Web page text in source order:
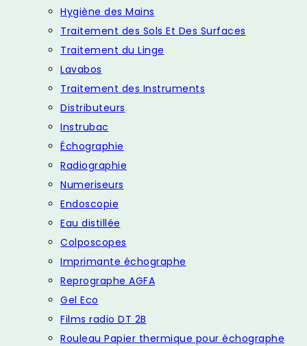
Hygiène des Mains
Traitement des Sols Et Des Surfaces
Traitement du Linge
Lavabos
Traitement des Instruments
Distributeurs
Instrubac
Échographie
Radiographie
Numeriseurs
Endoscopie
Eau distillée
Colposcopes
Imprimante échographe
Reprographe AGFA
Gel Eco
Films radio DT 2B
Rouleau Papier thermique pour échographe